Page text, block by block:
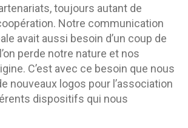
toujours autant de
Notre communication
avait aussi besoin d’un coup de
perde notre nature et nos
C’est avec ce besoin que nous
nouveaux logos pour l’association
dispositifs qui nous